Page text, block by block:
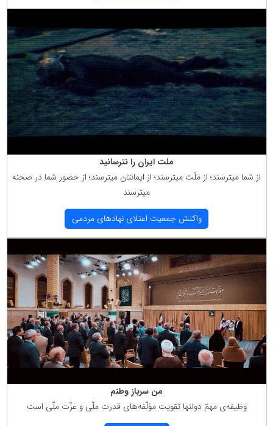
ملت ایران را نترسانید
از شما میترسند؛ از ملّت میترسند؛ از ایمانتان میترسند؛ از حضور شما در صحنه
میترسند
واكنش جمعیت اعتلای نهادهای مردمی
من سرباز وطنم
وظیفه‌ی مهمّ دولتها تقویت مؤلّفه‌های قدرت ملّی و عزّت ملّی است